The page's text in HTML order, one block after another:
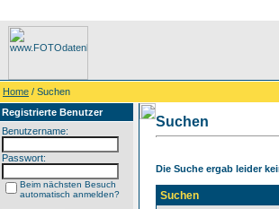
Home / Suchen
Registrierte Benutzer
Benutzername:
Passwort:
Beim nächsten Besuch
automatisch anmelden?
Suchen
Die Suche ergab leider
Suchen